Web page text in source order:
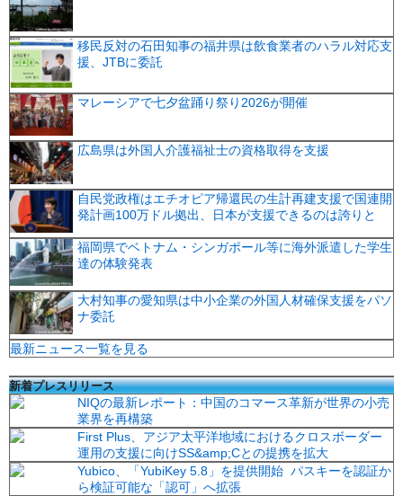
移民反対の石田知事の福井県は飲食業者のハラル対応支
援、JTBに委託
マレーシアで七夕盆踊り祭り2026が開催
広島県は外国人介護福祉士の資格取得を支援
自民党政権はエチオピア帰還民の生計再建支援で国連開
発計画100万ドル拠出、日本が支援できるのは誇りと
福岡県でベトナム・シンガポール等に海外派遣した学生
達の体験発表
大村知事の愛知県は中小企業の外国人材確保支援をパソ
ナ委託
最新ニュース一覧を見る
新着プレスリリース
NIQの最新レポート：中国のコマース革新が世界の小売
業界を再構築
First Plus、アジア太平洋地域におけるクロスボーダー
運用の支援に向けSS&amp;Cとの提携を拡大
Yubico、「YubiKey 5.8」を提供開始 パスキーを認証か
ら検証可能な「認可」へ拡張